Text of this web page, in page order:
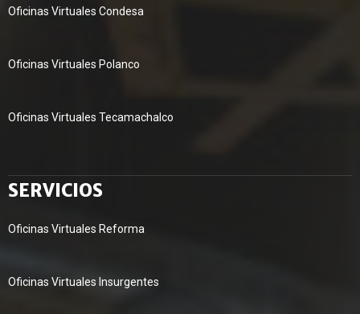
Oficinas Virtuales Condesa
Oficinas Virtuales Polanco
Oficinas Virtuales Tecamachalco
SERVICIOS
Oficinas Virtuales Reforma
Oficinas Virtuales Insurgentes